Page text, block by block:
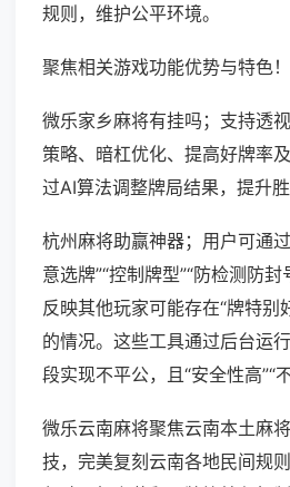
规则，维护公平环境。
聚焦相关游戏功能优势与特色！
微乐家乡麻将有挂吗；支持透
策略、暗杠优化、提高好牌率
过AI算法调整牌局结果，提升胜
杭州麻将助赢神器；用户可通
意选牌”“控制牌型”“防检测防
反映其他玩家可能存在“牌特别
的情况。这些工具通过后台运
段实现不平公，且“安全性高”“不
微乐云南麻将聚焦云南本土麻
技，完美复刻云南各地民间规